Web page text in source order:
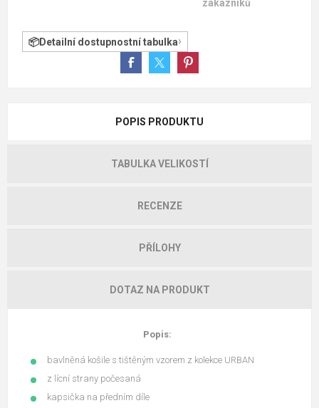
zákazníků
Detailní dostupnostní tabulka
POPIS PRODUKTU
TABULKA VELIKOSTÍ
RECENZE
PŘÍLOHY
DOTAZ NA PRODUKT
Popis:
bavlněná košile s tištěným vzorem z kolekce URBAN
z lícní strany počesaná
kapsička na předním díle